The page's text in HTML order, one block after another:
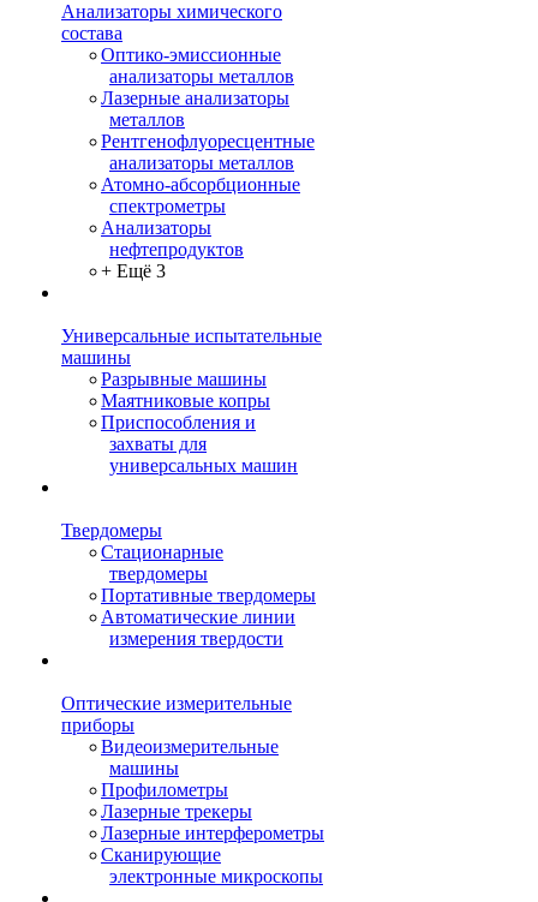
Анализаторы химического
состава
Оптико-эмиссионные
анализаторы металлов
Лазерные анализаторы
металлов
Рентгенофлуоресцентные
анализаторы металлов
Атомно-абсорбционные
спектрометры
Анализаторы
нефтепродуктов
+ Ещё 3
Универсальные испытательные
машины
Разрывные машины
Маятниковые копры
Приспособления и
захваты для
универсальных машин
Твердомеры
Стационарные
твердомеры
Портативные твердомеры
Автоматические линии
измерения твердости
Оптические измерительные
приборы
Видеоизмерительные
машины
Профилометры
Лазерные трекеры
Лазерные интерферометры
Сканирующие
электронные микроскопы